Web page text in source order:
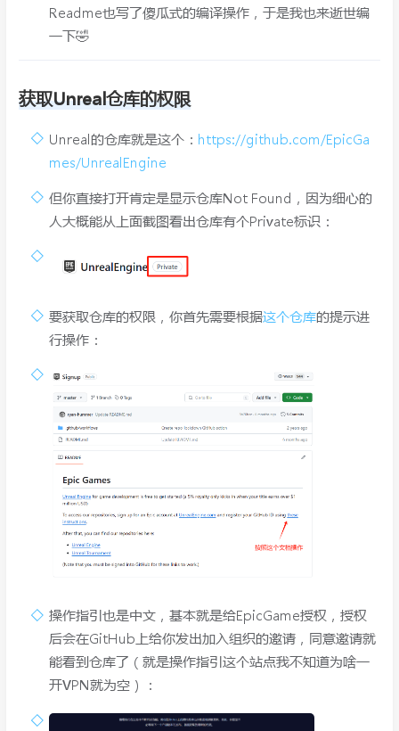
Readme也写了傻瓜式的编译操作，于是我也来逝世编
一下🤣
获取Unreal仓库的权限
Unreal的仓库就是这个： https://github.com/EpicGa
mes/UnrealEngine
但你直接打开肯定是显示仓库Not Found，因为细心的
人大概能从上面截图看出仓库有个Private标识：
要获取仓库的权限，你首先需要根据这个仓库的提示进
行操作：
操作指引也是中文，基本就是给EpicGame授权，授权
后会在GitHub上给你发出加入组织的邀请，同意邀请就
能看到仓库了（就是操作指引这个站点我不知道为啥一
开VPN就为空）：